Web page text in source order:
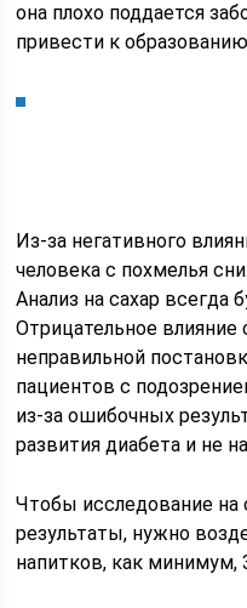
она плохо поддается
привести к
Из-за негативного
человека с похмелья
Анализ на сахар всегда
Отрицательное влияние
неправильной
пациентов с
из-за ошибочных
развития диабета и не
Чтобы исследование на
результаты, нужно
напитков, как минимум,